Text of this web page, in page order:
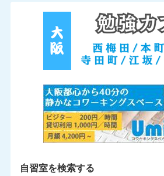
自習室を検索する